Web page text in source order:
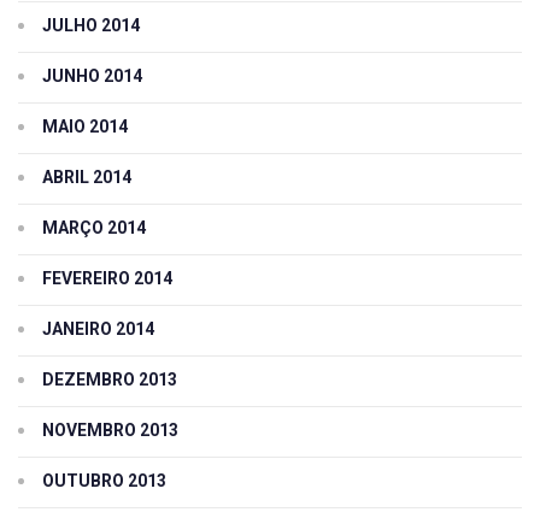
JULHO 2014
JUNHO 2014
MAIO 2014
ABRIL 2014
MARÇO 2014
FEVEREIRO 2014
JANEIRO 2014
DEZEMBRO 2013
NOVEMBRO 2013
OUTUBRO 2013